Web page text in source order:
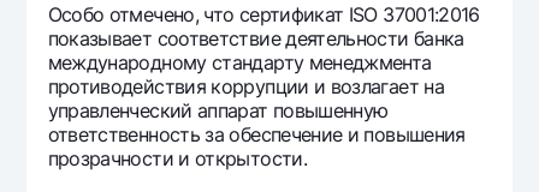
Особо отмечено, что сертификат ISО 37001:2016
показывает соответствие деятельности банка
международному стандарту менеджмента
противодействия коррупции и возлагает на
управленческий аппарат повышенную
ответственность за обеспечение и повышения
прозрачности и открытости.